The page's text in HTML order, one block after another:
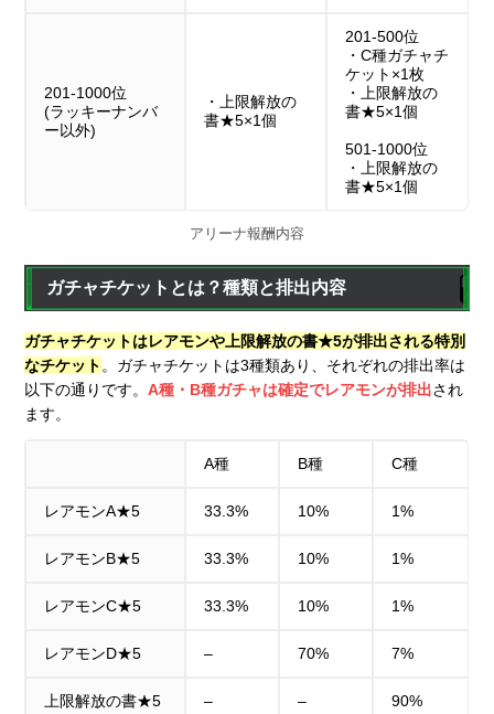
201-1000位
(ラッキーナンバ
ー以外)
・上限解放の
書★5×1個
201-500位
・C種ガチャチ
ケット×1枚
・上限解放の
書★5×1個
501-1000位
・上限解放の
書★5×1個
アリーナ報酬内容
ガチャチケットとは？種類と排出内容
ガチャチケットはレアモンや上限解放の書★5が排出される特別
なチケット 。ガチャチケットは3種類あり、それぞれの排出率は
以下の通りです。A種・B種ガチャは確定でレアモンが排出され
ます。
A種 B種 C種
レアモンA★5 33.3% 10% 1%
レアモンB★5 33.3% 10% 1%
レアモンC★5 33.3% 10% 1%
レアモンD★5 – 70% 7%
上限解放の書★5 – – 90%